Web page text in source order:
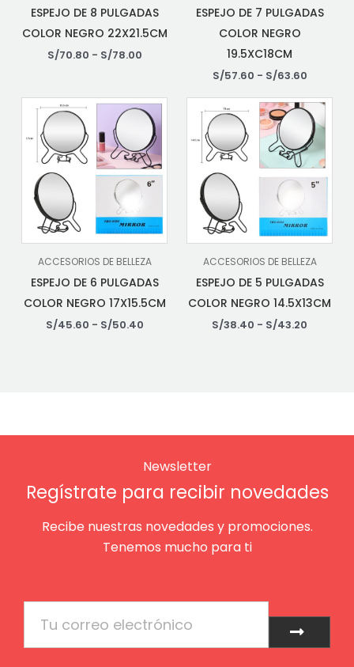
ESPEJO DE 8 PULGADAS
COLOR NEGRO 22X21.5CM
S/70.80 - S/78.00
ESPEJO DE 7 PULGADAS
COLOR NEGRO
19.5XC18CM
S/57.60 - S/63.60
ACCESORIOS DE BELLEZA
ESPEJO DE 6 PULGADAS
COLOR NEGRO 17X15.5CM
S/45.60 - S/50.40
ACCESORIOS DE BELLEZA
ESPEJO DE 5 PULGADAS
COLOR NEGRO 14.5X13CM
S/38.40 - S/43.20
Newsletter
Regístrate para recibir novedades
Recibe nuestras novedades y promociones.
Tenemos mucho para ti
Enviar